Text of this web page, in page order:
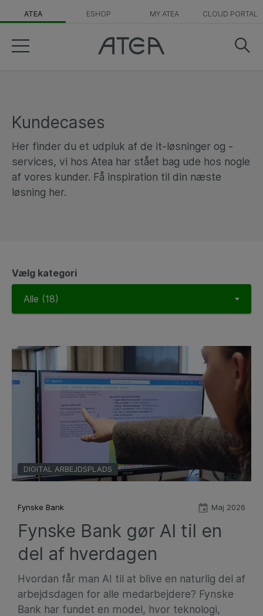
ATEA ESHOP MY ATEA CLOUD PORTAL
Kundecases
Her finder du et udpluk af de it-løsninger og -
services, vi hos Atea har stået bag ude hos nogle
af vores kunder. Få inspiration til din næste
løsning her.
Vælg kategori
DIGITAL ARBEJDSPLADS
Fynske Bank Maj 2026
Fynske Bank gør AI til en
del af hverdagen
Hvordan får man AI til at blive en naturlig del af
arbejdsdagen for alle medarbejdere? Fynske
Bank har fundet en model, hvor teknologi,